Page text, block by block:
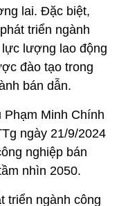
lai. Đặc biệt,
triển ngành
lượng lao động
đào tạo trong
bán dẫn.
Minh Chính
ngày 21/9/2024
nghiệp bán
nhìn 2050.
triển ngành công